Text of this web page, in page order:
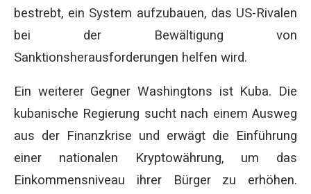
bestrebt, ein System aufzubauen, das US-Rivalen
bei der Bewältigung von
Sanktionsherausforderungen helfen wird.
Ein weiterer Gegner Washingtons ist Kuba. Die
kubanische Regierung sucht nach einem Ausweg
aus der Finanzkrise und erwägt die Einführung
einer nationalen Kryptowährung, um das
Einkommensniveau ihrer Bürger zu erhöhen.